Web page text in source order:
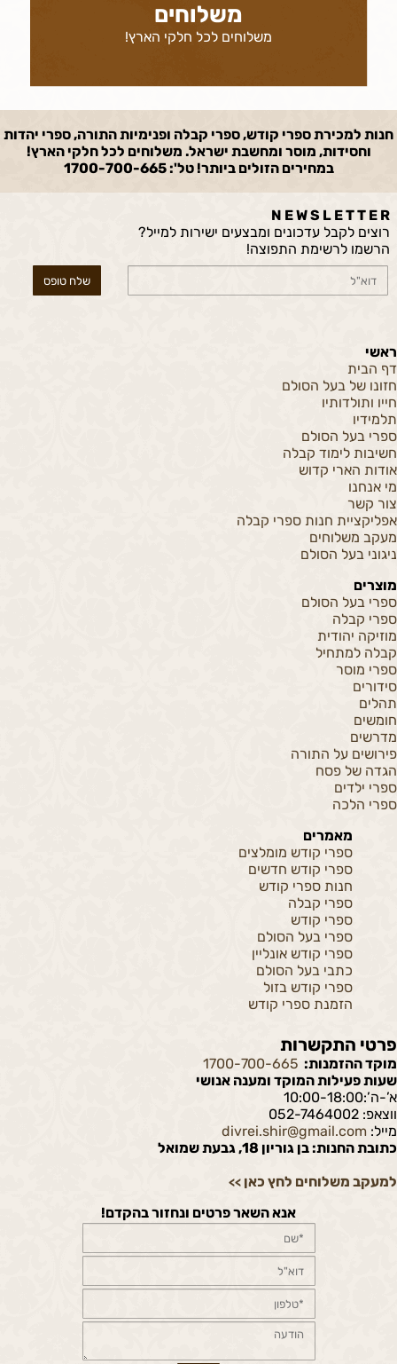
משלוחים
משלוחים לכל חלקי הארץ!
חנות למכירת ספרי קודש, ספרי קבלה ופנימיות התורה, ספרי יהדות
וחסידות, מוסר ומחשבת ישראל. משלוחים לכל חלקי הארץ!
במחירים הזולים ביותר! טל': 1700-700-665
N E W S L E T T E R
רוצים לקבל עדכונים ומבצעים ישירות למייל?
הרשמו לרשימת התפוצה!
ראשי
דף הבית
חזונו של בעל הסולם
חייו ותולדותיו
תלמידיו
ספרי בעל הסולם
חשיבות לימוד קבלה
אודות הארי קדוש
מי אנחנו
צור קשר
אפליקציית חנות ספרי קבלה
מעקב משלוחים
ניגוני בעל הסולם
מוצרים
ספרי בעל הסולם
ספרי קבלה
מוזיקה יהודית
קבלה למתחיל
ספרי מוסר
סידורים
תהלים
חומשים
מדרשים
פירושים על התורה
הגדה של פסח
ספרי ילדים
ספרי הלכה
מאמרים
ספרי קודש מומלצים
ספרי קודש חדשים
חנות ספרי קודש
ספרי קבלה
ספרי קודש
ספרי בעל הסולם
ספרי קודש אונליין
כתבי בעל הסולם
ספרי קודש בזול
הזמנת ספרי קודש
פרטי התקשרות
מוקד ההזמנות: 1700-700-665
שעות פעילות המוקד ומענה אנושי
א’-ה’:10:00-18:00
ווצאפ: 052-7464002
מייל: divrei.shir@gmail.com
כתובת החנות: בן גוריון 18, גבעת שמואל
למעקב משלוחים לחץ כאן >>
אנא השאר פרטים ונחזור בהקדם!